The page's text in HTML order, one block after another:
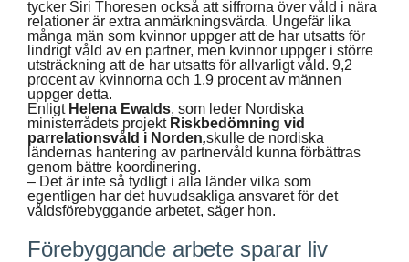
tycker Siri Thoresen också att siffrorna över våld i nära
relationer är extra anmärkningsvärda. Ungefär lika
många män som kvinnor uppger att de har utsatts för
lindrigt våld av en partner, men kvinnor uppger i större
utsträckning att de har utsatts för allvarligt våld. 9,2
procent av kvinnorna och 1,9 procent av männen
uppger detta.
Enligt Helena Ewalds, som leder Nordiska
ministerrådets projekt Riskbedömning vid
parrelationsvåld i Norden,skulle de nordiska
ländernas hantering av partnervåld kunna förbättras
genom bättre koordinering.
– Det är inte så tydligt i alla länder vilka som
egentligen har det huvudsakliga ansvaret för det
våldsförebyggande arbetet, säger hon.
Förebyggande arbete sparar liv